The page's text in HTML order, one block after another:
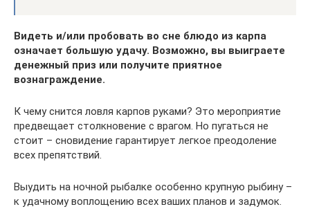
Видеть и/или пробовать во сне блюдо из карпа
означает большую удачу. Возможно, вы выиграете
денежный приз или получите приятное
вознаграждение.
К чему снится ловля карпов руками? Это мероприятие
предвещает столкновение с врагом. Но пугаться не
стоит – сновидение гарантирует легкое преодоление
всех препятствий.
Выудить на ночной рыбалке особенно крупную рыбину –
к удачному воплощению всех ваших планов и задумок.